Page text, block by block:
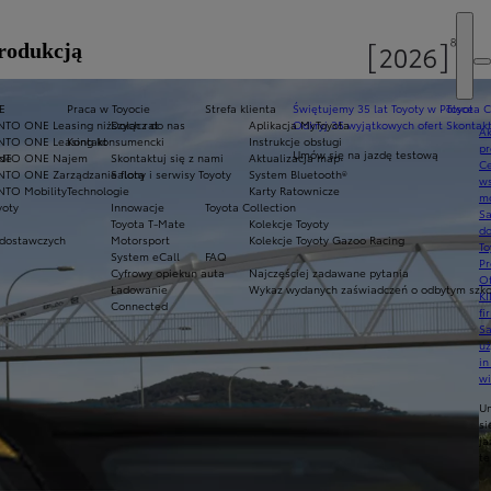
Świętujemy 35 lat Toyoty w Polsce
Odkryj 35 wyjątkowych ofert
Umów się na jazdę testową
Praca w Toyocie
Dołącz do nas
Kontakt
Skontaktuj się z nami
Salony i serwisy Toyoty
Technologie
Innowacje
Toyota T-Mate
Motorsport
System eCall
Cyfrowy opiekun auta
Ładowanie
Connected
Toyota
ONE Leasing niższych rat
ONE Leasing konsumencki
ONE Najem
ONE Zarządzanie flotą
Mobility
Strefa klienta
Aplikacja MyToyota
Instrukcje obsługi
Aktualizacja map
System Bluetooth®
Karty Ratownicze
Toyota Collection
Kolekcje Toyoty
Kolekcje Toyoty Gazoo Racing
FAQ
Najczęściej zadawane pytania
Wykaz wydanych zaświadczeń o odbytym